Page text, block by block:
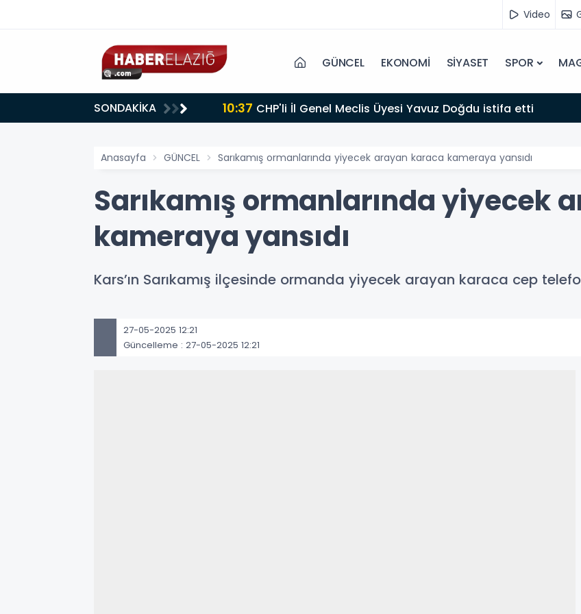
Video
GÜNCEL EKONOMİ SİYASET SPOR
SONDAKİKA 10:37 CHP'li İl Genel Meclis Üyesi Yavuz Doğdu istifa etti
Anasayfa GÜNCEL Sarıkamış ormanlarında yiyecek arayan karaca kameraya yansıdı
Sarıkamış ormanlarında yiyecek
kameraya yansıdı
Kars’ın Sarıkamış ilçesinde ormanda yiyecek arayan karaca cep
27-05-2025 12:21
Güncelleme : 27-05-2025 12:21